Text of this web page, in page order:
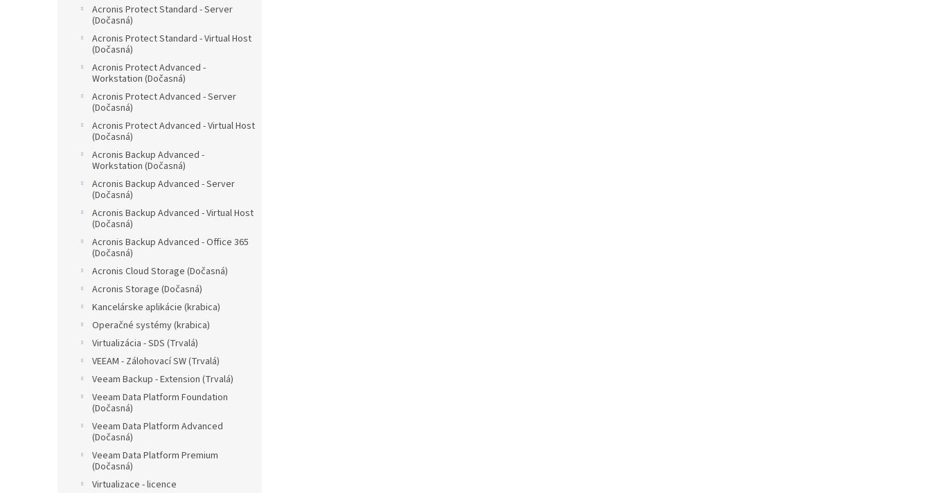
Acronis Protect Standard - Server
(Dočasná)
Acronis Protect Standard - Virtual Host
(Dočasná)
Acronis Protect Advanced -
Workstation (Dočasná)
Acronis Protect Advanced - Server
(Dočasná)
Acronis Protect Advanced - Virtual Host
(Dočasná)
Acronis Backup Advanced -
Workstation (Dočasná)
Acronis Backup Advanced - Server
(Dočasná)
Acronis Backup Advanced - Virtual Host
(Dočasná)
Acronis Backup Advanced - Office 365
(Dočasná)
Acronis Cloud Storage (Dočasná)
Acronis Storage (Dočasná)
Kancelárske aplikácie (krabica)
Operačné systémy (krabica)
Virtualizácia - SDS (Trvalá)
VEEAM - Zálohovací SW (Trvalá)
Veeam Backup - Extension (Trvalá)
Veeam Data Platform Foundation
(Dočasná)
Veeam Data Platform Advanced
(Dočasná)
Veeam Data Platform Premium
(Dočasná)
Virtualizace - licence